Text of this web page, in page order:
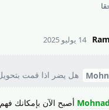
14 يوليو 2025
هل يضر اذا قمت
Mohnad أصبح الآن بإمكانك